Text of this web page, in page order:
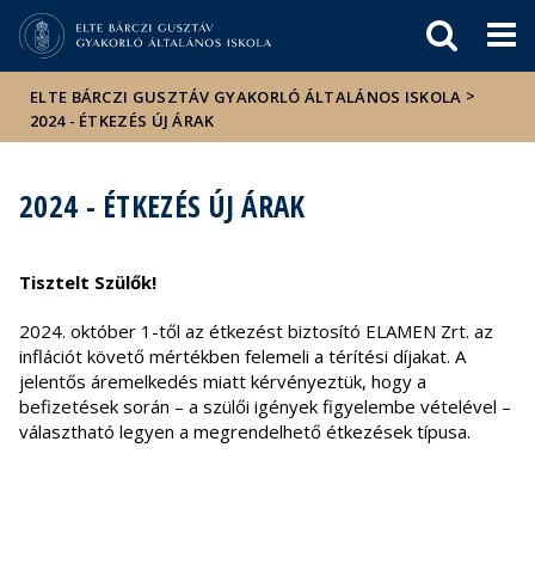
Események
sajtóban
ELTE BÁRCZI GUSZTÁV GYAKORLÓ ÁLTALÁNOS ISKOLA >
2024 - ÉTKEZÉS ÚJ ÁRAK
2024 - ÉTKEZÉS ÚJ ÁRAK
Tisztelt Szülők!
2024. október 1-től az étkezést biztosító ELAMEN Zrt. az
inflációt követő mértékben felemeli a térítési díjakat. A
jelentős áremelkedés miatt kérvényeztük, hogy a
befizetések során – a szülői igények figyelembe vételével –
választható legyen a megrendelhető étkezések típusa.